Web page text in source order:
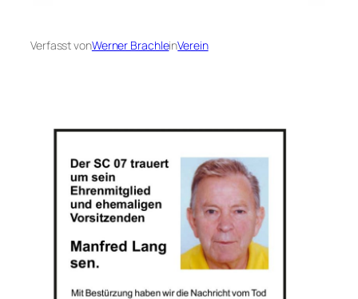
Verfasst vonWerner BrachleinVerein